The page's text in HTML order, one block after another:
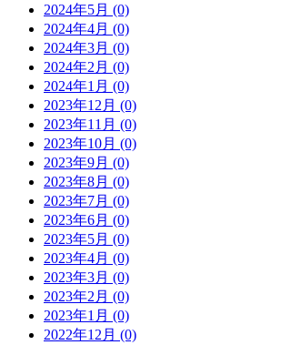
2024年5月 (0)
2024年4月 (0)
2024年3月 (0)
2024年2月 (0)
2024年1月 (0)
2023年12月 (0)
2023年11月 (0)
2023年10月 (0)
2023年9月 (0)
2023年8月 (0)
2023年7月 (0)
2023年6月 (0)
2023年5月 (0)
2023年4月 (0)
2023年3月 (0)
2023年2月 (0)
2023年1月 (0)
2022年12月 (0)